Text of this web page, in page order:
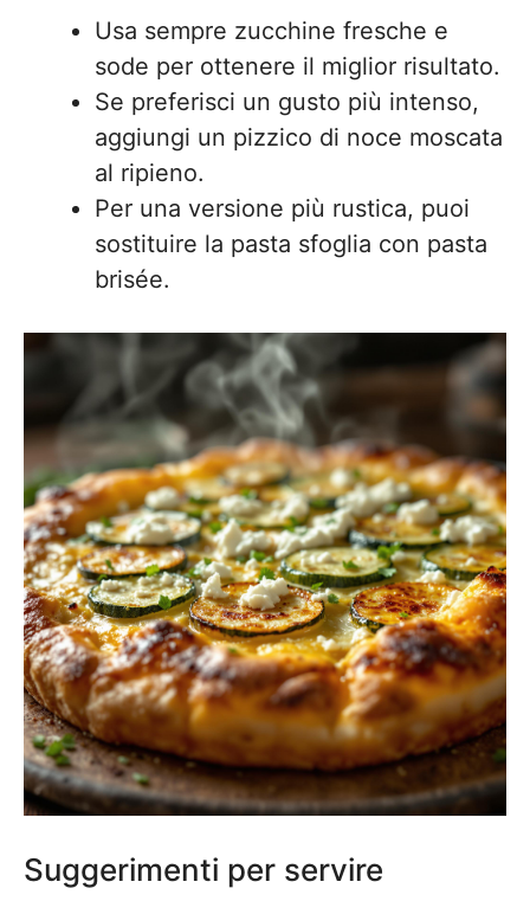
Usa sempre zucchine fresche e
sode per ottenere il miglior risultato.
Se preferisci un gusto più intenso,
aggiungi un pizzico di noce moscata
al ripieno.
Per una versione più rustica, puoi
sostituire la pasta sfoglia con pasta
brisée.
Suggerimenti per servire